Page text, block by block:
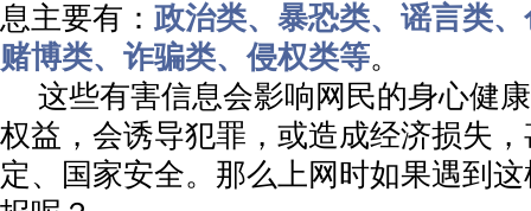
息主要有： 政治类、暴恐类、谣言类
赌博类、诈骗类、侵权类等。
这些有害信息会影响网民的身心健
权益，会诱导犯罪，或造成经济损失
定、国家安全。那么上网时如果遇到